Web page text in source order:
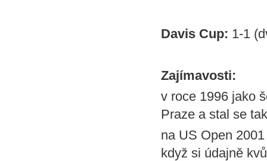
Davis Cup: 1-1
Zajímavosti:
v roce 1996 jako
Praze a stal se
na US Open
když si údajně